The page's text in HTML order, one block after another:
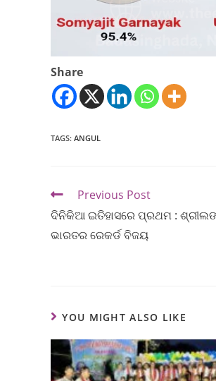
Share
TAGS: ANGUL
Previous Post
ଦିନିକିଆ ଇତିହାସରେ ପ୍ରଥମ :
ଭାରତର ରେକର୍ଡ ବିଜୟ
YOU MIGHT ALSO LIKE